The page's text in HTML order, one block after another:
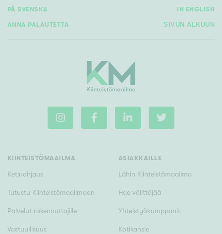
PÅ SVENSKA IN ENGLISH
ANNA PALAUTETTA SIVUN ALKUUN
KIINTEISTÖMAAILMA
Ketjuohjaus
Tutustu Kiinteistömaailmaan
Palvelut rakennuttajille
Vastuullisuus
ASIAKKAILLE
Lähin Kiinteistömaailma
Hae välittäjää
Yhteistyökumppanit
Kotikansio